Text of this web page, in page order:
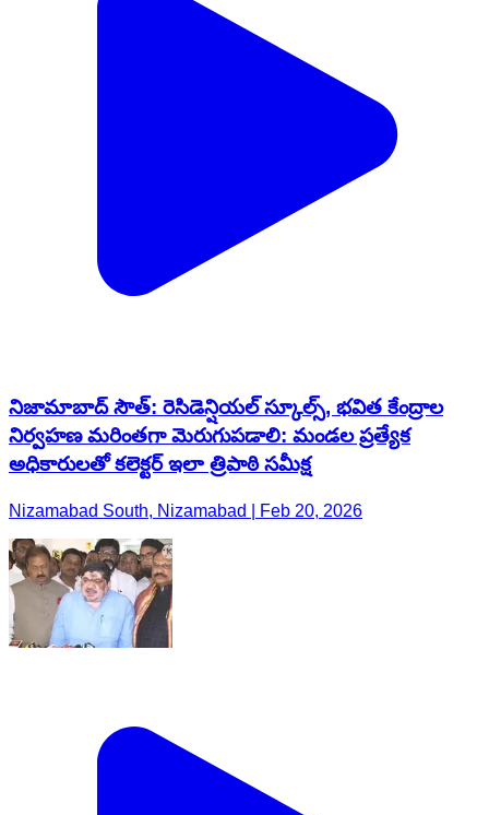
నిజామాబాద్ సౌత్: రెసిడెన్షియల్ స్కూల్స్, భవిత కేంద్రాల
నిర్వహణ మరింతగా మెరుగుపడాలి: మండల ప్రత్యేక
అధికారులతో కలెక్టర్ ఇలా త్రిపాఠి సమీక్ష
Nizamabad South, Nizamabad | Feb 20, 2026